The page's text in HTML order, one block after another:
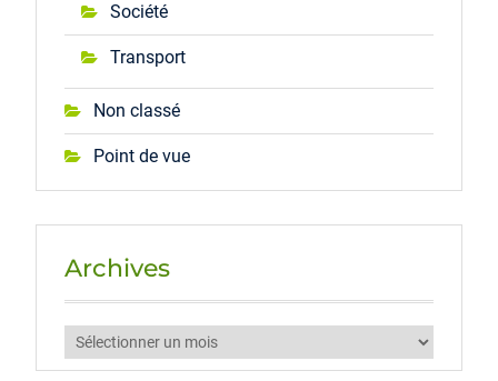
Société
Transport
Non classé
Point de vue
Archives
Archives